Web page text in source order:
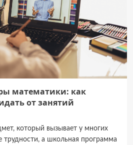
математики: как
от занятий
который вызывает у многих
трудности, а школьная программа